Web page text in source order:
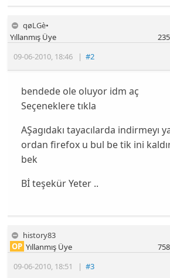
qøLGè•
09-06-2010, 18:46 |#2
Yıllanmış Üye 235
bendede ole oluyor idm aç
Seçeneklere tıkla
AŞagıdakı tayacılarda indirmeyı
ordan firefox u bul be tik ini
bek
Bİ teşekür Yeter ..
history83
09-06-2010, 18:51 |#3
OP Yıllanmış Üye 758